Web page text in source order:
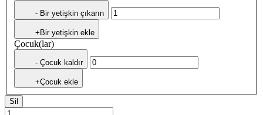
- Bir yetişkin çıkarın
+Bir yetişkin ekle
Çocuk(lar)
- Çocuk kaldır
+Çocuk ekle
Sil